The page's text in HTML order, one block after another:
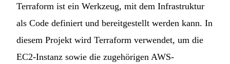
Terraform ist ein Werkzeug, mit dem Infrastruktur
als Code definiert und bereitgestellt werden kann. In
diesem Projekt wird Terraform verwendet, um die
EC2-Instanz sowie die zugehörigen AWS-